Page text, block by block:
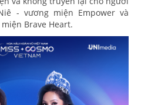
- vương miện Empower và
Brave Heart.